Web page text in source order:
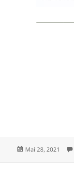
Veröffentlicht
Mai 28, 2021